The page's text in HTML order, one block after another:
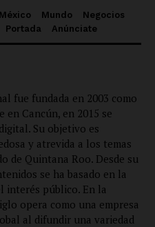
México Mundo
Negocios
Portada Anúnciate
fue fundada en 2003 como
Cancún, en 2015 se
Su objetivo es
y atrevida a los temas
de Quintana Roo. Desde su
se ha basado en la
interés público. En la
opera como una empresa
al difundir una variedad